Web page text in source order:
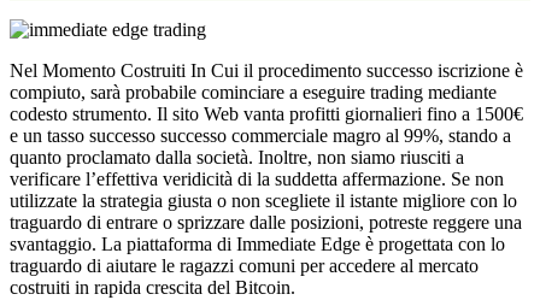
Nel Momento Costruiti In Cui il procedimento successo iscrizione è
compiuto, sarà probabile cominciare a eseguire trading mediante
codesto strumento. Il sito Web vanta profitti giornalieri fino a 1500€
e un tasso successo successo commerciale magro al 99%, stando a
quanto proclamato dalla società. Inoltre, non siamo riusciti a
verificare l’effettiva veridicità di la suddetta affermazione. Se non
utilizzate la strategia giusta o non scegliete il istante migliore con lo
traguardo di entrare o sprizzare dalle posizioni, potreste reggere una
svantaggio. La piattaforma di Immediate Edge è progettata con lo
traguardo di aiutare le ragazzi comuni per accedere al mercato
costruiti in rapida crescita del Bitcoin.